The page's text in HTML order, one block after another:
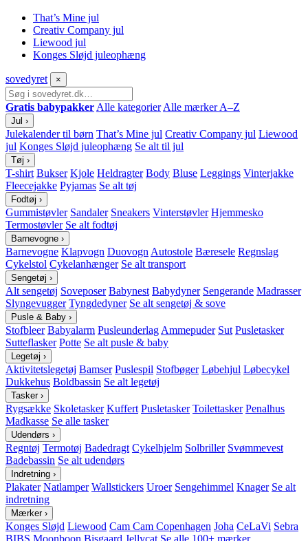
That’s Mine jul
Creativ Company jul
Liewood jul
Konges Sløjd juleophæng
sovedyret ×
Gratis babypakker Alle kategorier Alle mærker A–Z
Jul ›
Julekalender til børn That’s Mine jul Creativ Company jul Liewood
jul Konges Sløjd juleophæng Se alt til jul
Tøj ›
T-shirt Bukser Kjole Heldragter Body Bluse Leggings Vinterjakke
Fleecejakke Pyjamas Se alt tøj
Fodtøj ›
Gummistøvler Sandaler Sneakers Vinterstøvler Hjemmesko
Termostøvler Se alt fodtøj
Barnevogne ›
Barnevogne Klapvogn Duovogn Autostole Bæresele Regnslag
Cykelstol Cykelanhænger Se alt transport
Sengetøj ›
Alt sengetøj Soveposer Babynest Babydyner Sengerande Madrasser
Slyngevugger Tyngdedyner Se alt sengetøj & sove
Pusle & Baby ›
Stofbleer Babyalarm Pusleunderlag Ammepuder Sut Pusletasker
Sutteflasker Potte Se alt pusle & baby
Legetøj ›
Aktivitetslegetøj Bamser Puslespil Stofbøger Løbehjul Løbecykel
Dukkehus Boldbassin Se alt legetøj
Tasker ›
Rygsække Skoletasker Kuffert Pusletasker Toilettasker Penalhus
Madkasse Se alle tasker
Udendørs ›
Regntøj Termotøj Badedragt Cykelhjelm Solbriller Svømmevest
Badebassin Se alt udendørs
Indretning ›
Plakater Natlamper Wallstickers Uroer Sengehimmel Knager Se alt
indretning
Mærker ›
Konges Sløjd Liewood Cam Cam Copenhagen Joha CeLaVi Sebra
BIBS Moonboon Bisgaard Jellycat Se alle 100+ mærker